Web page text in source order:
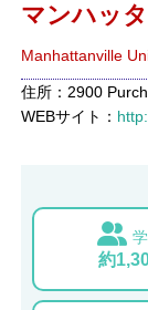
マンハッ
Manhattanville
住所：2900
WEBサイト：
約